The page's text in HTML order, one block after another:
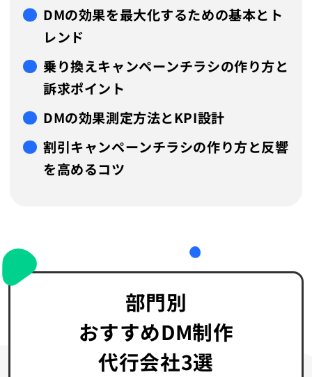
DMの効果を最大化するための基本とト
レンド
乗り換えキャンペーンチラシの作り方と
訴求ポイント
DMの効果測定方法とKPI設計
割引キャンペーンチラシの作り方と反響
を高めるコツ
部門別
おすすめDM制作
代行会社3選